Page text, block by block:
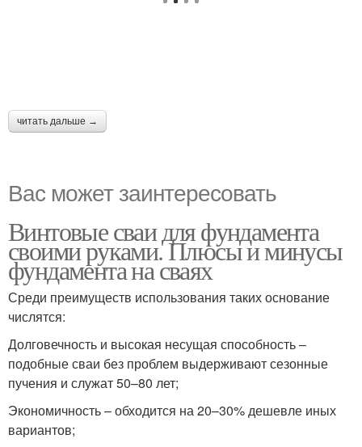
читать дальше →
Вас может заинтересовать
Винтовые сваи для фундамента
своими руками. Плюсы и минусы
фундамента на сваях
Среди преимуществ использования таких основание
числятся:
Долговечность и высокая несущая способность –
подобные сваи без проблем выдерживают сезонные
пучения и служат 50–80 лет;
Экономичность – обходится на 20–30% дешевле иных
вариантов;